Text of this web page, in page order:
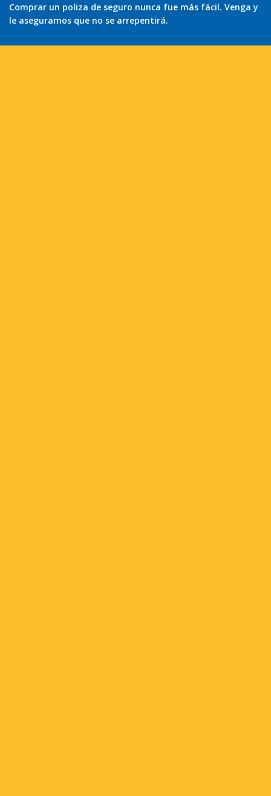
Comprar un poliza de seguro nunca fue más fácil. Venga y
le aseguramos que no se arrepentirá.